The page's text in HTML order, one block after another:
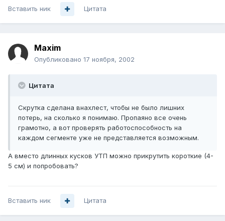
Вставить ник Цитата
Maxim
Опубликовано 17 ноября, 2002
Цитата
Скрутка сделана внахлест, чтобы не было лишних
потерь, на сколько я понимаю. Пропаяно все очень
грамотно, а вот проверять работоспособность на
каждом сегменте уже не представляется возможным.
А вместо длинных кусков УТП можно прикрутить короткие (4-
5 см) и попробовать?
Вставить ник Цитата